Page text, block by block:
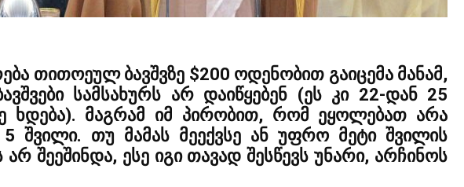
თითოეულ ბავშვზე $200 ოდენობით გაიცემა მანამ,
სამსახურს არ დაიწყებენ (ეს კი 22-დან 25
ხდება). მაგრამ იმ პირობით, რომ ეყოლებათ არა
5 შვილი. თუ მამას მეექვსე ან უფრო მეტი შვილის
არ შეეშინდა, ესე იგი თავად შესწევს უნარი, არჩინოს